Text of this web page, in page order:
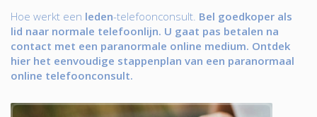
Hoe werkt een leden-telefoonconsult. Bel goedkoper als
lid naar normale telefoonlijn. U gaat pas betalen na
contact met een paranormale online medium. Ontdek
hier het eenvoudige stappenplan van een paranormaal
online telefoonconsult.